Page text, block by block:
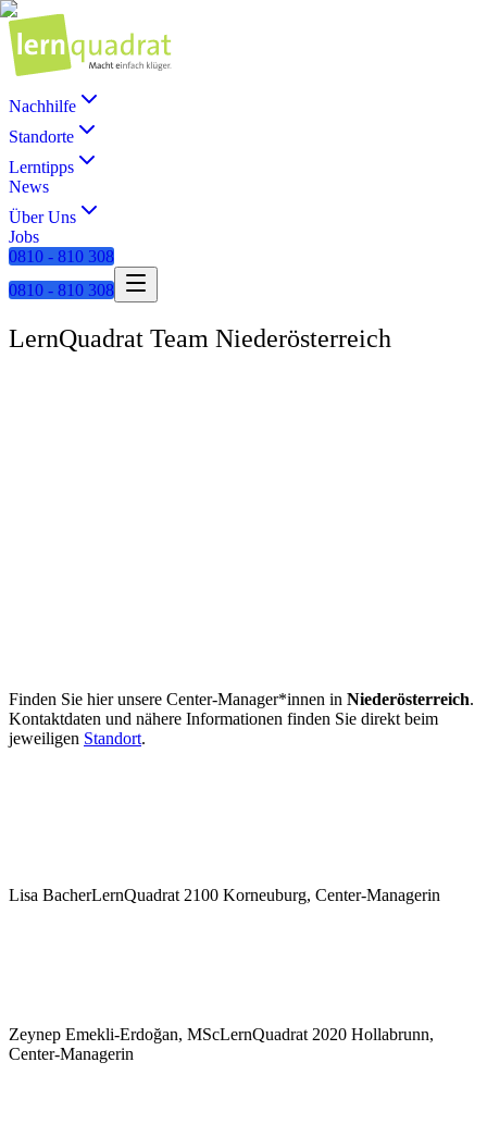
Nachhilfe
Standorte
Lerntipps
News
Über Uns
Jobs
0810 - 810 308
0810 - 810 308
LernQuadrat Team Niederösterreich
Finden Sie hier unsere Center-Manager*innen in Niederösterreich.
Kontaktdaten und nähere Informationen finden Sie direkt beim
jeweiligen Standort.
Lisa BacherLernQuadrat 2100 Korneuburg, Center-Managerin
Zeynep Emekli-Erdoğan, MScLernQuadrat 2020 Hollabrunn,
Center-Managerin